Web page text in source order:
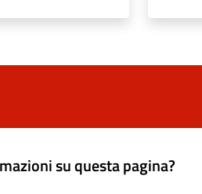
su questa pagina?